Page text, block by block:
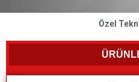
Özel